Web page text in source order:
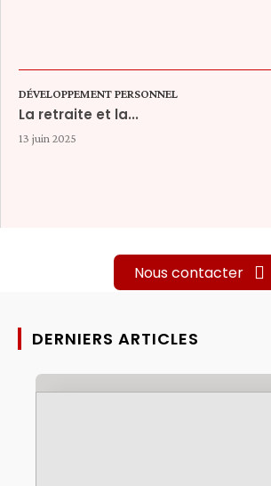
DÉVELOPPEMENT PERSONNEL
La retraite et la...
13 juin 2025
Nous contacter
DERNIERS ARTICLES